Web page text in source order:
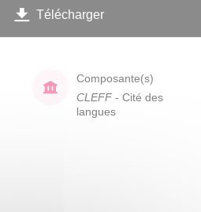
Télécharger
Composante(s)
CLEFF - Cité des
langues